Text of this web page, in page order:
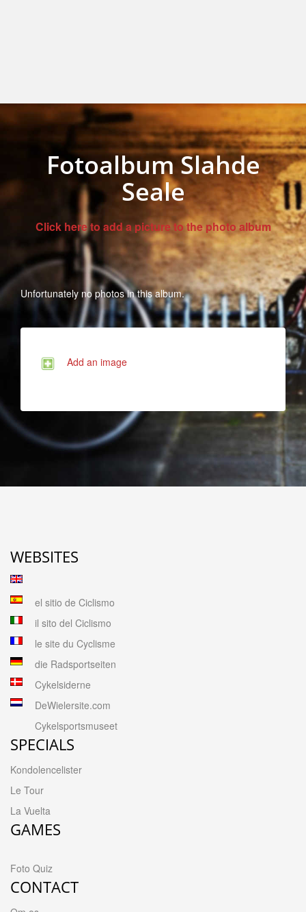
Fotoalbum Slahde
Seale
Click here to add a picture to the photo album
Unfortunately no photos in this album.
Add an image
WEBSITES
el sitio de Ciclismo
il sito del Ciclismo
le site du Cyclisme
die Radsportseiten
Cykelsiderne
DeWielersite.com
Cykelsportsmuseet
SPECIALS
Kondolencelister
Le Tour
La Vuelta
GAMES
Foto Quiz
CONTACT